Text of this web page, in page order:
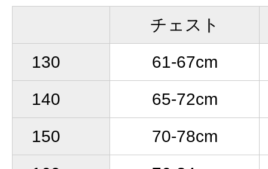
チェスト
130
61-67cm
140
65-72cm
150
70-78cm